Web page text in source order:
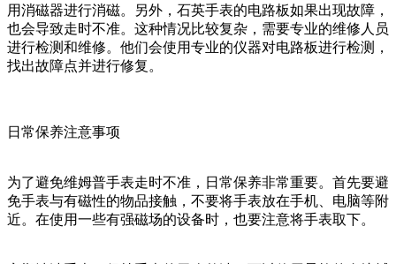
用消磁器进行消磁。另外，石英手表的电路板如果出现故障，
也会导致走时不准。这种情况比较复杂，需要专业的维修人员
进行检测和维修。他们会使用专业的仪器对电路板进行检测，
找出故障点并进行修复。
日常保养注意事项
为了避免维姆普手表走时不准，日常保养非常重要。首先要避
免手表与有磁性的物品接触，不要将手表放在手机、电脑等附
近。在使用一些有强磁场的设备时，也要注意将手表取下。